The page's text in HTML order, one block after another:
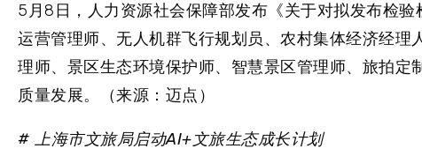
5月8日，人力资源社会保障部发布《关于对拟发布检
运营管理师、无人机群飞行规划员、农村集体经济经
理师、景区生态环境保护师、智慧景区管理师、旅拍
质量发展。（来源：迈点）
# 上海市文旅局启动AI+文旅生态成长计划